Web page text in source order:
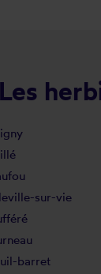
sur-vie
barret